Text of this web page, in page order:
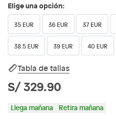
Elige una opción:
35 EUR 36 EUR 37 EUR
38.5 EUR 39 EUR 40 EUR
Tabla de tallas
S/ 329.90
Llega mañana Retira mañana